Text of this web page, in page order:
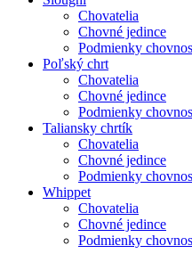
Chovatelia
Chovné jedince
Podmienky
Poľský chrt
Chovatelia
Chovné jedince
Podmienky
Taliansky chrtík
Chovatelia
Chovné jedince
Podmienky
Whippet
Chovatelia
Chovné jedince
Podmienky